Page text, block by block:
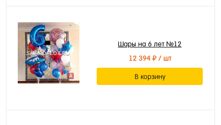
Шары на 6 лет №12
12 394 ₽/ шт
В корзину